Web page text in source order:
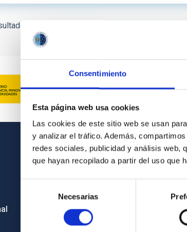
Consentimiento
Esta página web usa cookies
Las cookies de este sitio web se usan
y analizar el tráfico. Además,
redes sociales, publicidad y análisis web,
que hayan recopilado a partir del uso que
consentimiento
Necesarias
INFORMACIÓN INSTITUCIONAL
Código ético y política
Igualdad y diversidad de